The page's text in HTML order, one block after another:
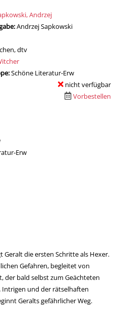
nach diesem Verfasser
Andrzej
Andrzej Sapkowski
dtv
Schöne Literatur-Erw
nicht verfügbar
Vorbestellen
Erw
Geralt die ersten Schritte als Hexer.
Gefahren, begleitet von
der bald selbst zum Geächteten
Intrigen und der rätselhaften
Geralts gefährlicher Weg.